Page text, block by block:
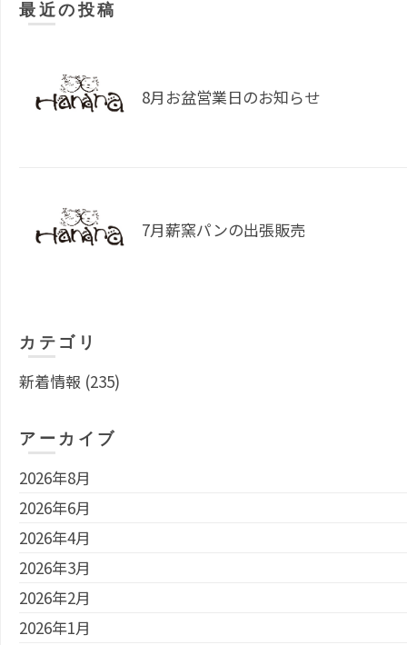
最近の投稿
8月お盆営業日のお知らせ
7月薪窯パンの出張販売
カテゴリ
新着情報 (235)
アーカイブ
2026年8月
2026年6月
2026年4月
2026年3月
2026年2月
2026年1月